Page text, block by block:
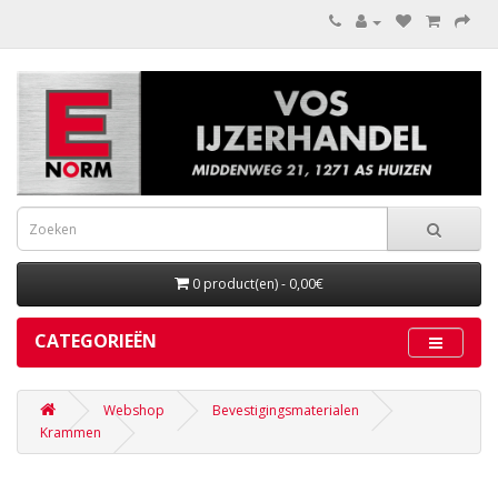
0 product(en) - 0,00€
CATEGORIEËN
Webshop
Bevestigingsmaterialen
Krammen